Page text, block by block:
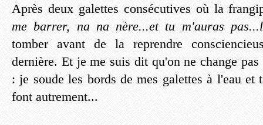
Après deux galettes consécutives où la
me barrer, na na nère...et tu m'auras
tomber avant de la reprendre
dernière. Et je me suis dit qu'on ne change
: je soude les bords de mes galettes à l'eau et
font autrement...